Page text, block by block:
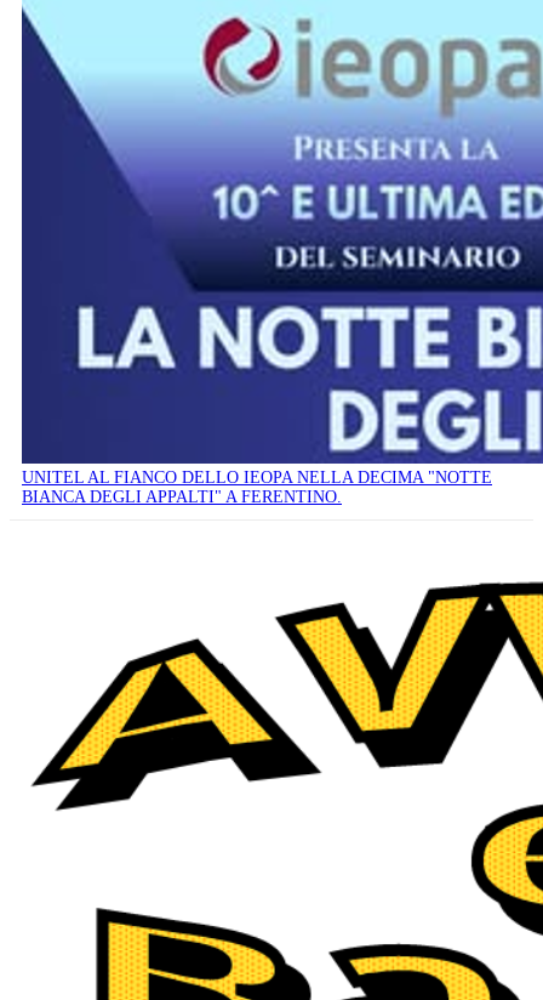
UNITEL AL FIANCO DELLO IEOPA NELLA DECIMA "NOTTE
BIANCA DEGLI APPALTI" A FERENTINO.